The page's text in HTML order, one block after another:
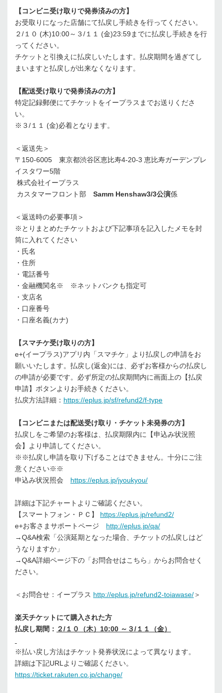
【コンビニ受け取りで発券済みの方】
お受取りになった店舗にて払戻し手続きを行ってください。
２/１０ (木)10:00～３/１１ (金)23:59までに払戻し手続きを行
ってください。
チケットと引換えに払戻しいたします。払戻期間を過ぎてし
まいますと払戻しが出来なくなります。
【配送受け取りで発券済みの方】
特定記録郵便にてチケットをイープラスまでお送りくださ
い。
※３/１１ (金)必着となります。
＜返送先＞
〒150-6005 東京都渋谷区恵比寿4-20-3 恵比寿ガーデンプレ
イスタワー5階
株式会社イープラス
カスタマーフロント部 Samm Henshaw3/3公演係
＜返送時の必要事項＞
※とりまとめたチケットおよび下記事項を記入したメモを封
筒に入れてください
・氏名
・住所
・電話番号
・金融機関名※ ※ネットバンクも指定可
・支店名
・口座番号
・口座名義(カナ)
【スマチケ受け取りの方】
e+(イープラス)アプリ内「スマチケ」より払戻しの申請をお
願いいたします。払戻し(返金)には、必ずお客様からの払戻し
の申請が必要です。必ず所定の払戻期間内に画面上の【払戻
申請】ボタンよりお手続きください。
払戻方法詳細： https://eplus.jp/sf/refund2/f-type
【コンビニまたは配送受け取り・チケット未発券の方】
払戻しをご希望のお客様は、払戻期限内に【申込み状況照
会】より申請してください。
※※払戻し申請を取り下げることはできません。十分にご注
意ください※※
申込み状況照会 https://eplus.jp/jyoukyou/
詳細は下記チャートよりご確認ください。
【スマートフォン・ＰＣ】 https://eplus.jp/refund2/
e+お客さまサポートページ http://eplus.jp/qa/
→Q&A検索「公演延期となった場合、チケットの払戻しはど
うなりますか」
→Q&A詳細ページ下の「お問合せはこちら」からお問合せく
ださい。
＜お問合せ：イープラス http://eplus.jp/refund2-toiawase/＞
楽天チケットにて購入された方
払戻し期間： ２/１０（木）10:00 ～３/１１（金）
※払い戻し方法はチケット発券状況によって異なります。
詳細は下記URLよりご確認ください。
https://ticket.rakuten.co.jp/change/